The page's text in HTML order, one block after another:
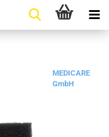
MEDICARE
GmbH